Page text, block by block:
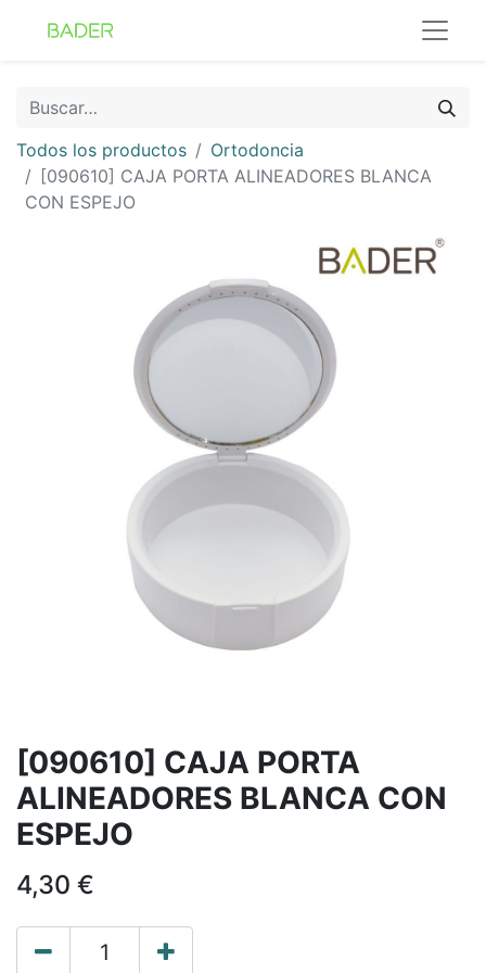
Todos los productos
Ortodoncia
[090610] CAJA PORTA ALINEADORES BLANCA
CON ESPEJO
[090610] CAJA PORTA
ALINEADORES BLANCA CON
ESPEJO
4,30 €